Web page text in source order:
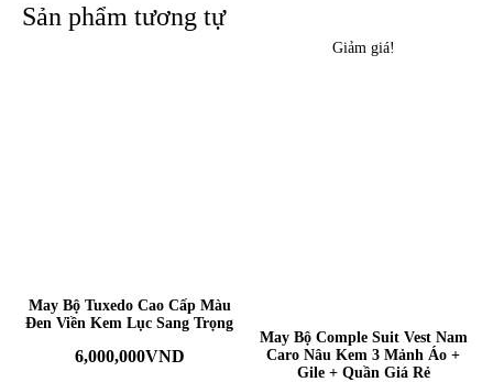
Sản phẩm tương tự
May Bộ Tuxedo Cao Cấp Màu
Đen Viền Kem Lục Sang Trọng
6,000,000VND
Giảm giá!
May Bộ Comple Suit Vest Nam
Caro Nâu Kem 3 Mảnh Áo +
Gile + Quần Giá Rẻ